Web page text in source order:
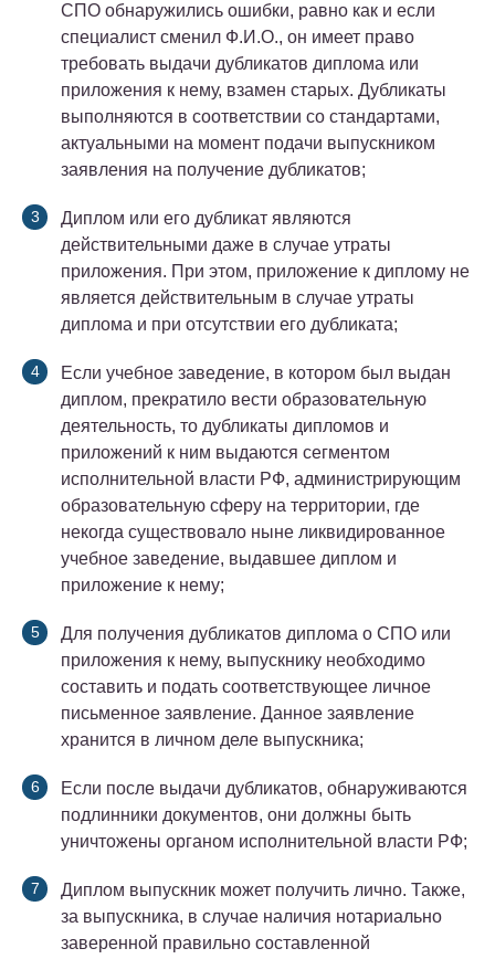
СПО обнаружились ошибки, равно как и если
специалист сменил Ф.И.О., он имеет право
требовать выдачи дубликатов диплома или
приложения к нему, взамен старых. Дубликаты
выполняются в соответствии со стандартами,
актуальными на момент подачи выпускником
заявления на получение дубликатов;
Диплом или его дубликат являются
действительными даже в случае утраты
приложения. При этом, приложение к диплому не
является действительным в случае утраты
диплома и при отсутствии его дубликата;
Если учебное заведение, в котором был выдан
диплом, прекратило вести образовательную
деятельность, то дубликаты дипломов и
приложений к ним выдаются сегментом
исполнительной власти РФ, администрирующим
образовательную сферу на территории, где
некогда существовало ныне ликвидированное
учебное заведение, выдавшее диплом и
приложение к нему;
Для получения дубликатов диплома о СПО или
приложения к нему, выпускнику необходимо
составить и подать соответствующее личное
письменное заявление. Данное заявление
хранится в личном деле выпускника;
Если после выдачи дубликатов, обнаруживаются
подлинники документов, они должны быть
уничтожены органом исполнительной власти РФ;
Диплом выпускник может получить лично. Также,
за выпускника, в случае наличия нотариально
заверенной правильно составленной